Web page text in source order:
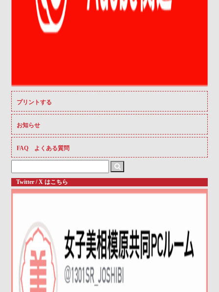
プリントする
お知らせ
FAQ よくある質問
Search
Twitter / X はこちら